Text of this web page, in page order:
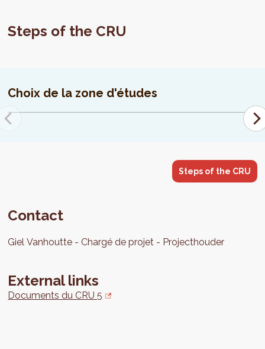
Steps of the CRU
Choix de la zone d'études
Steps of the CRU
Contact
Giel Vanhoutte Chargé de projet Projecthouder
External links
Documents du CRU 5